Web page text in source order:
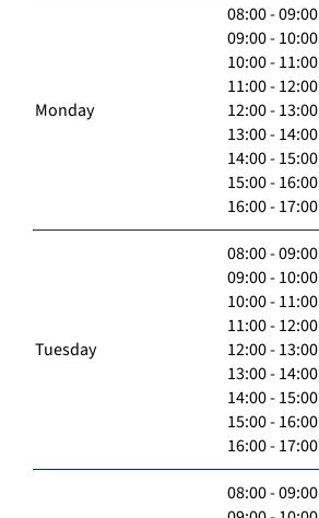
Monday
08:00 - 09:00
09:00 - 10:00
10:00 - 11:00
11:00 - 12:00
12:00 - 13:00
13:00 - 14:00
14:00 - 15:00
15:00 - 16:00
16:00 - 17:00
Tuesday
08:00 - 09:00
09:00 - 10:00
10:00 - 11:00
11:00 - 12:00
12:00 - 13:00
13:00 - 14:00
14:00 - 15:00
15:00 - 16:00
16:00 - 17:00
08:00 - 09:00